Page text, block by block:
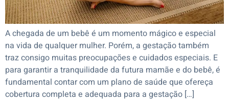
A chegada de um bebê é um momento mágico e especial
na vida de qualquer mulher. Porém, a gestação também
traz consigo muitas preocupações e cuidados especiais. E
para garantir a tranquilidade da futura mamãe e do bebê, é
fundamental contar com um plano de saúde que ofereça
cobertura completa e adequada para a gestação […]